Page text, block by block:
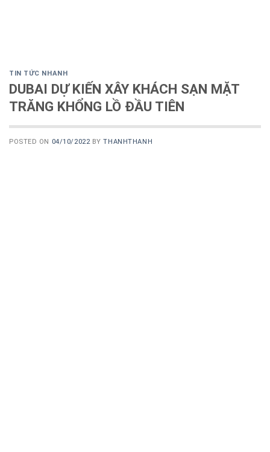
TIN TỨC NHANH
DUBAI DỰ KIẾN XÂY KHÁCH SẠN MẶT
TRĂNG KHỔNG LỒ ĐẦU TIÊN
POSTED ON 04/10/2022 BYTHANHTHANH